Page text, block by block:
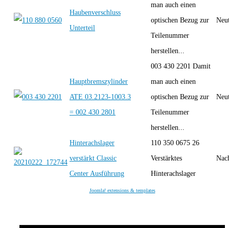
Haubenverschluss
Unterteil
man auch einen
optischen Bezug zur
Teilenummer
herstellen...
Hauptbremszylinder
ATE 03.2123-1003.3
= 002 430 2801
003 430 2201 Damit
man auch einen
optischen Bezug zur
Teilenummer
herstellen...
Hinterachslager
verstärkt Classic
Center Ausführung
110 350 0675 26
Verstärktes
Hinterachslager
Joomla! extensions & templates